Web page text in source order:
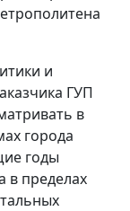
и
ГУП
в
города
годы
в пределах